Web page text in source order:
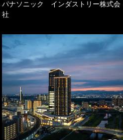
パナソニック インダストリー株式会
社